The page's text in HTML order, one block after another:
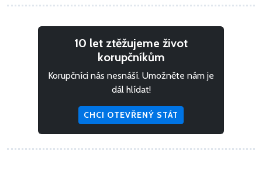
10 let ztěžujeme život
korupčníkům
Korupčníci nás nesnáší. Umožněte nám je
dál hlídat!
CHCI OTEVŘENÝ STÁT